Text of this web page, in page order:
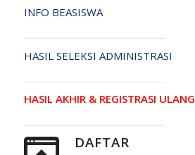
INFO BEASISWA
HASIL SELEKSI ADMINISTRASI
HASIL AKHIR & REGISTRASI ULANG
DAFTAR